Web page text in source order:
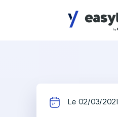
Le 02/03/2021